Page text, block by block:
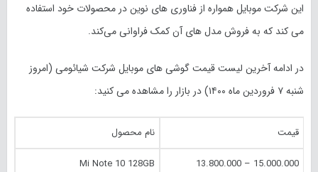
این شرکت موبایل همواره از فناوری های نوین در محصولات خود استفاده
می کند که به فروش مدل های آن کمک فراوانی می‌کند.
در ادامه آخرین لیست قیمت گوشی های موبایل شرکت شیائومی (امروز
شنبه ۷ فروردین ماه ۱۴۰۰) در بازار را مشاهده می کنید:
قیمت نام محصول
15.000.000 – 13.800.000
Mi Note 10 128GB